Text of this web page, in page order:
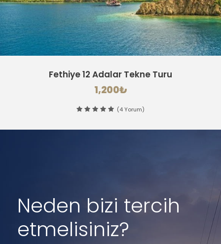
Marmaris Tekne Turu
500₺
(14 Yorum)
Neden bizi tercih
etmelisiniz?